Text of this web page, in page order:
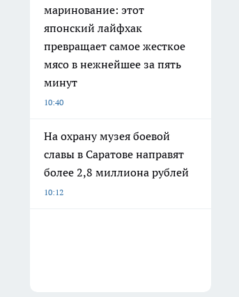
маринование: этот
японский лайфхак
превращает самое жесткое
мясо в нежнейшее за пять
минут
10:40
На охрану музея боевой
славы в Саратове направят
более 2,8 миллиона рублей
10:12